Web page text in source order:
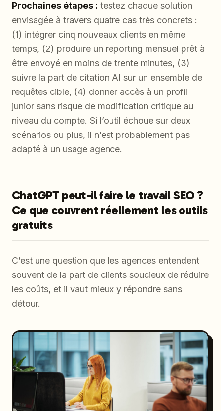
Prochaines étapes : testez chaque solution
envisagée à travers quatre cas très concrets :
(1) intégrer cinq nouveaux clients en même
temps, (2) produire un reporting mensuel prêt à
être envoyé en moins de trente minutes, (3)
suivre la part de citation AI sur un ensemble de
requêtes cible, (4) donner accès à un profil
junior sans risque de modification critique au
niveau du compte. Si l’outil échoue sur deux
scénarios ou plus, il n’est probablement pas
adapté à un usage agence.
ChatGPT peut-il faire le travail SEO ?
Ce que couvrent réellement les outils
gratuits
C’est une question que les agences entendent
souvent de la part de clients soucieux de réduire
les coûts, et il vaut mieux y répondre sans
détour.